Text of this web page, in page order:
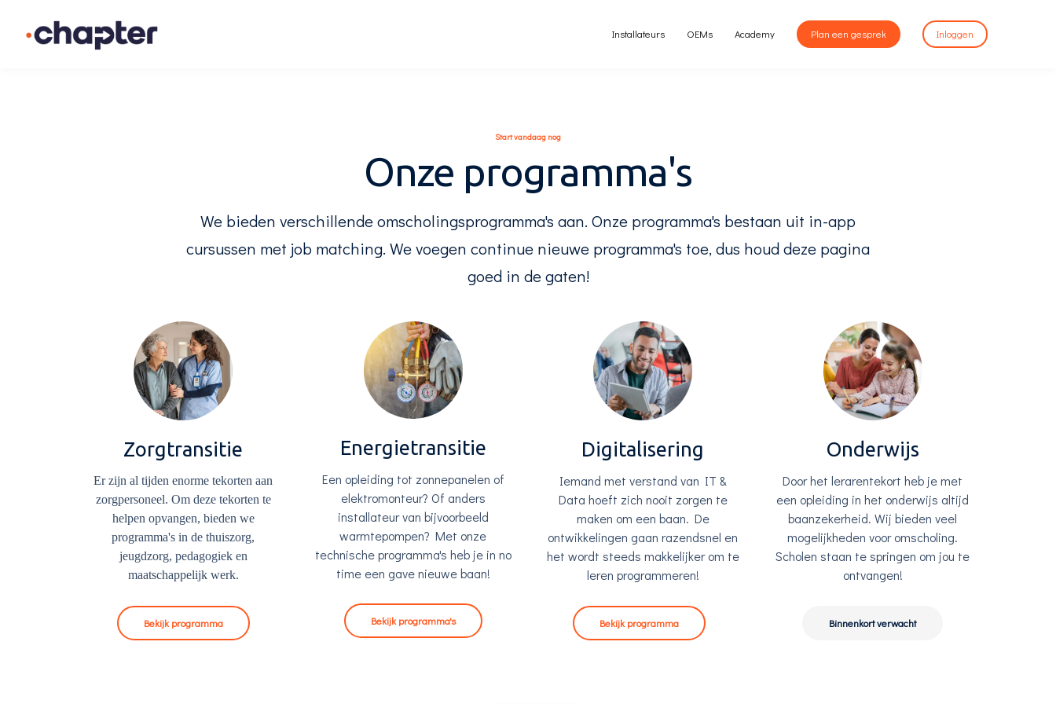
Installateurs OEMs Academy Plan een gesprek Inloggen
Start vandaag nog
Onze programma's
We bieden verschillende omscholingsprogramma's aan. Onze programma's bestaan uit in-app
cursussen met job matching. We voegen continue nieuwe programma's toe, dus houd deze pagina
goed in de gaten!
Zorgtransitie
Er zijn al tijden enorme tekorten aan
zorgpersoneel. Om deze tekorten te
helpen opvangen, bieden we
programma's in de thuiszorg,
jeugdzorg, pedagogiek en
maatschappelijk werk.
Bekijk programma
Energietransitie
Een opleiding tot zonnepanelen of
elektromonteur? Of anders
installateur van bijvoorbeeld
warmtepompen? Met onze
technische programma's heb je in no
time een gave nieuwe baan!
Bekijk programma's
Digitalisering
Iemand met verstand van IT &
Data hoeft zich nooit zorgen te
maken om een baan. De
ontwikkelingen gaan razendsnel en
het wordt steeds makkelijker om te
leren programmeren!
Bekijk programma
Onderwijs
Door het lerarentekort heb je met
een opleiding in het onderwijs altijd
baanzekerheid. Wij bieden veel
mogelijkheden voor omscholing.
Scholen staan te springen om jou te
ontvangen!
Binnenkort verwacht